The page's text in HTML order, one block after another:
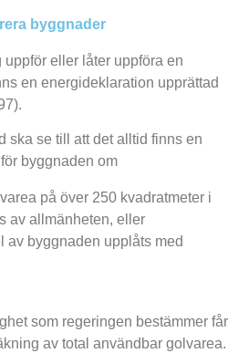
byggnader
eller låter uppföra en
en energideklaration upprättad
ska se till att det alltid finns en
byggnaden om
på över 250 kvadratmeter i
av allmänheten, eller
av byggnaden upplåts med
som regeringen bestämmer får
av total användbar golvarea.